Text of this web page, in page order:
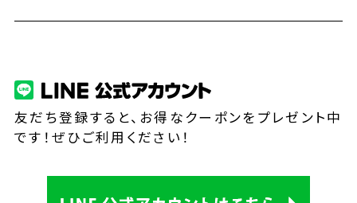
友だち登録すると、お得なクーポンをプレゼント中
です！ぜひご利用ください！